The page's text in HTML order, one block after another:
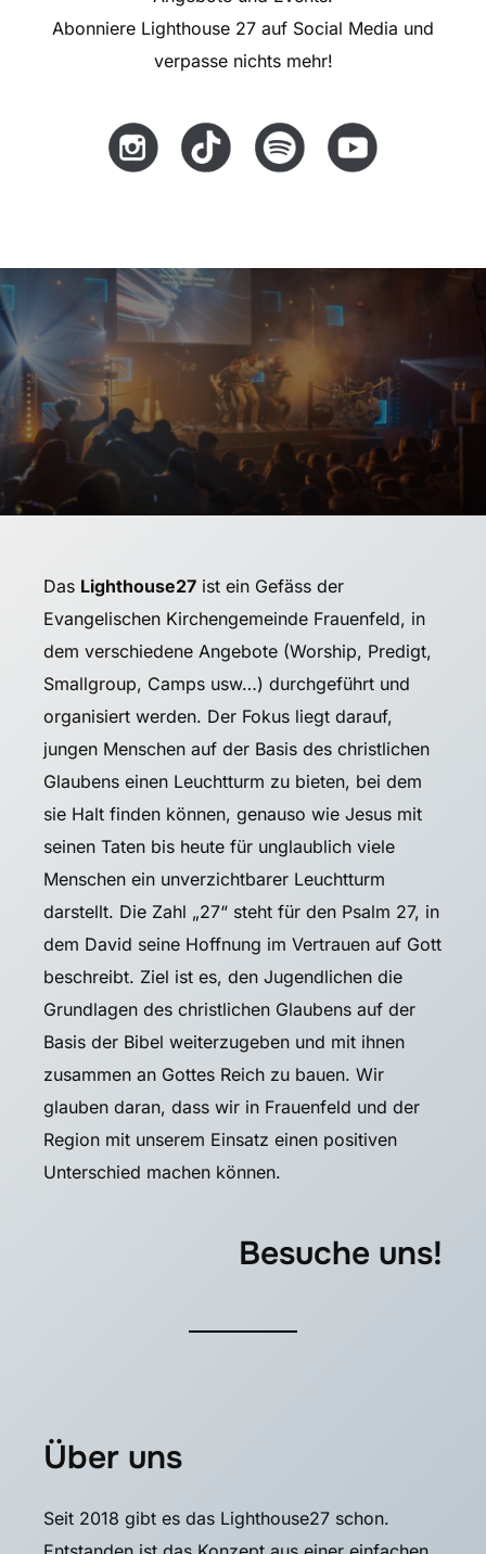
Abonniere Lighthouse 27 auf Social Media und
verpasse nichts mehr!
Das Lighthouse27 ist ein Gefäss der
Evangelischen Kirchengemeinde Frauenfeld, in
dem verschiedene Angebote (Worship, Predigt,
Smallgroup, Camps usw…) durchgeführt und
organisiert werden. Der Fokus liegt darauf,
jungen Menschen auf der Basis des christlichen
Glaubens einen Leuchtturm zu bieten, bei dem
sie Halt finden können, genauso wie Jesus mit
seinen Taten bis heute für unglaublich viele
Menschen ein unverzichtbarer Leuchtturm
darstellt. Die Zahl „27“ steht für den Psalm 27, in
dem David seine Hoffnung im Vertrauen auf Gott
beschreibt. Ziel ist es, den Jugendlichen die
Grundlagen des christlichen Glaubens auf der
Basis der Bibel weiterzugeben und mit ihnen
zusammen an Gottes Reich zu bauen. Wir
glauben daran, dass wir in Frauenfeld und der
Region mit unserem Einsatz einen positiven
Unterschied machen können.
Besuche uns!
Über uns
Seit 2018 gibt es das Lighthouse27 schon.